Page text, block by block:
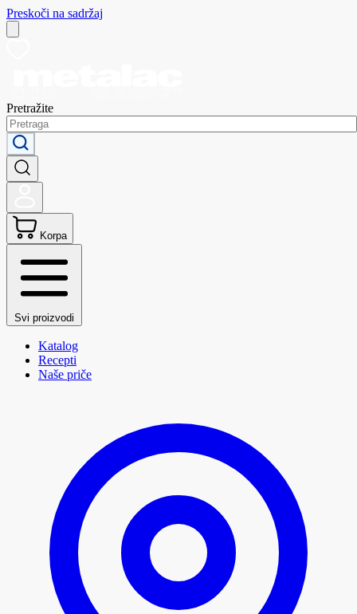
Preskoči na sadržaj
Pretražite
Korpa
Svi proizvodi
Katalog
Recepti
Naše priče